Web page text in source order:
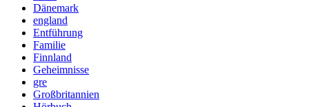
Dänemark
england
Entführung
Familie
Finnland
Geheimnisse
gre
Großbritannien